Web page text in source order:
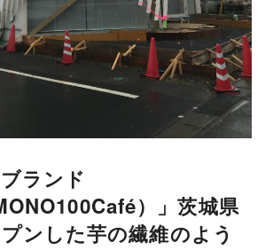
ランド
）」茨城県
ンした芋の繊維のよう